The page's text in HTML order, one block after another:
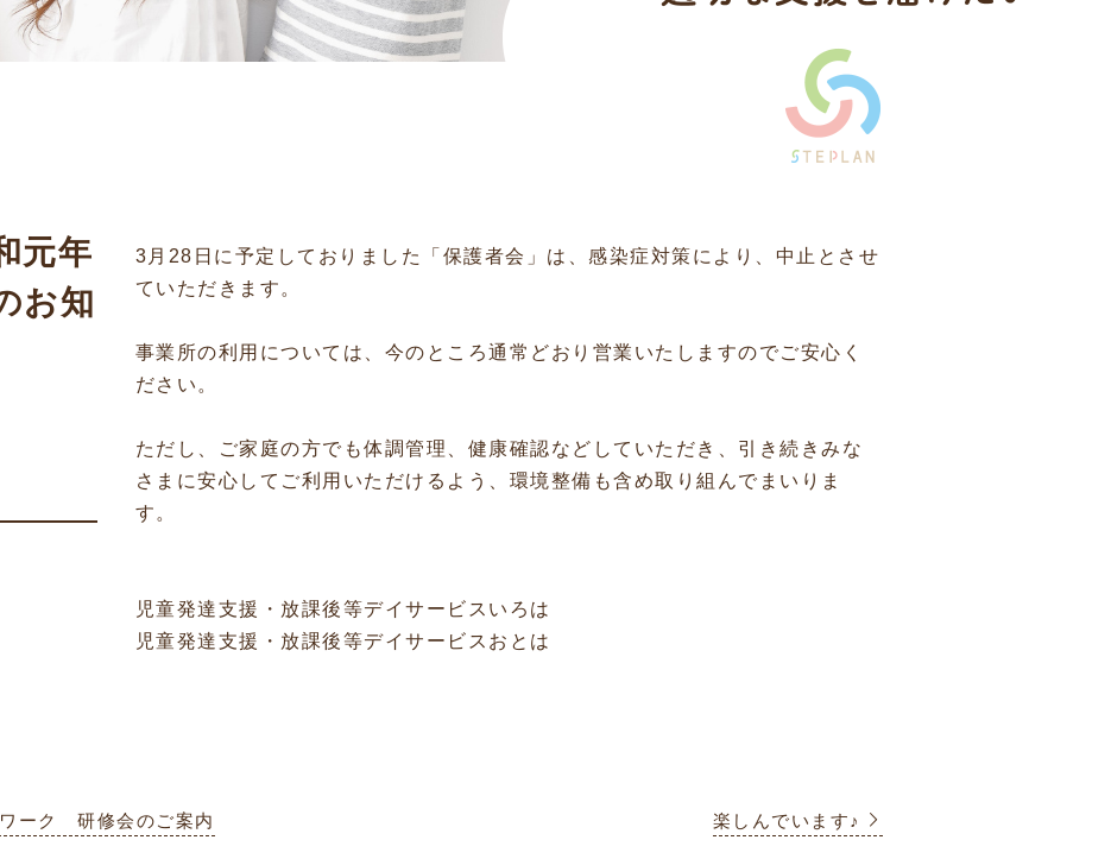
元年
お知
3月28日に予定しておりました「保護者会」は、感染症対策により、中止とさせ
ていただきます。
事業所の利用については、今のところ通常どおり営業いたしますのでご安心く
ださい。
ただし、ご家庭の方でも体調管理、健康確認などしていただき、引き続きみな
さまに安心してご利用いただけるよう、環境整備も含め取り組んでまいりま
す。
児童発達支援・放課後等デイサービスいろは
児童発達支援・放課後等デイサービスおとは
楽しんでいます♪
ーク 研修会のご案内